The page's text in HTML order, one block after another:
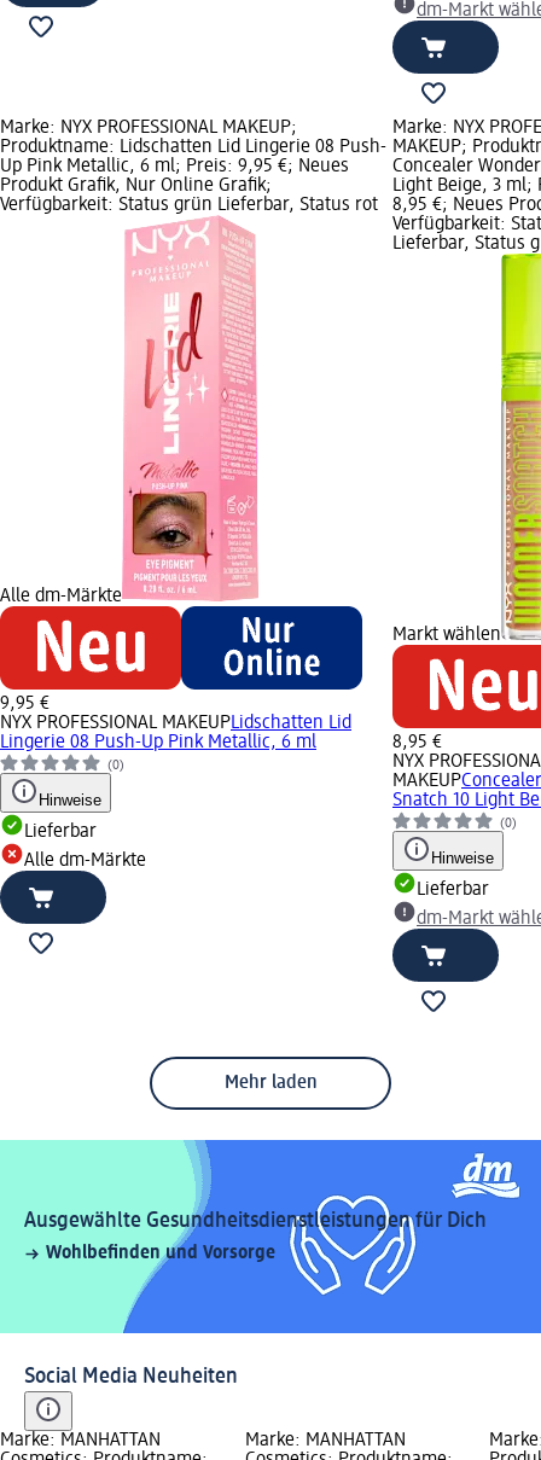
dm-Markt
Marke: NYX PROFESSIONAL MAKEUP;
Produktname: Lidschatten Lid Lingerie 08 Push-
Up Pink Metallic, 6 ml; Preis: 9,95 €; Neues
Produkt Grafik, Nur Online Grafik;
Verfügbarkeit: Status grün Lieferbar, Status rot
Alle dm-Märkte
9,95 €
NYX PROFESSIONAL MAKEUPLidschatten Lid
Lingerie 08 Push-Up Pink Metallic, 6 ml
(0)
Hinweise
Lieferbar
Alle dm-Märkte
Marke: NYX
MAKEUP;
Concealer
Light Beige, 3 ml;
8,95 €; Neues
Verfügbarkeit:
Lieferbar, Status
Markt wählen
8,95 €
NYX
MAKEUP
Snatch 10 Light
(0)
Hinweise
Lieferbar
dm-Markt
Mehr laden
Ausgewählte Gesundheitsdienstleistungen für Dich
Wohlbefinden und Vorsorge
Social Media Neuheiten
Marke: MANHATTAN
Marke: MANHATTAN